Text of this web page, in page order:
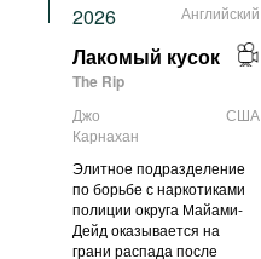
2026 Английский
Лакомый кусок
The Rip
Джо
Карнахан
США
Элитное подразделение
по борьбе с наркотиками
полиции округа Майами-
Дейд оказывается на
грани распада после